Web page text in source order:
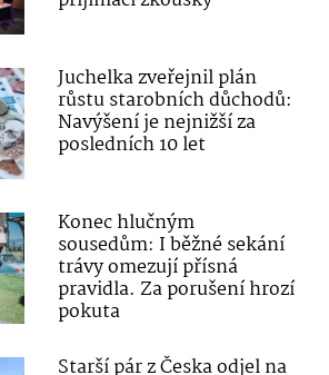
Juchelka zveřejnil plán
růstu starobních důchodů:
Navýšení je nejnižší za
posledních 10 let
Konec hlučným
sousedům: I běžné sekání
trávy omezují přísná
pravidla. Za porušení hrozí
pokuta
Starší pár z Česka odjel na